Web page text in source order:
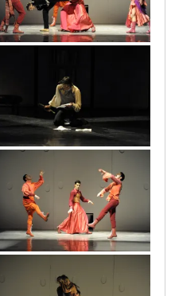
puskin_9
proces_27